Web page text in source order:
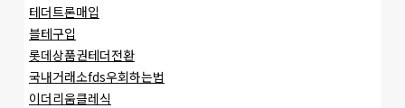
테더트론매입
블테구입
롯데상품권테더전환
국내거래소fds우회하는법
이더리움클레식